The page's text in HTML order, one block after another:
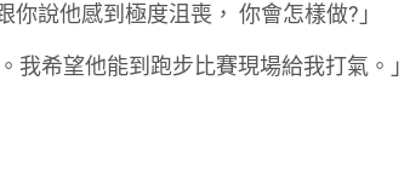
你說他感到極度沮喪， 你會怎樣做? 」
我希望他能到跑步比賽現場給我打氣。」